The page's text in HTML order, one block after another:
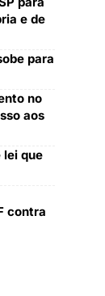
e de
para
no
aos
lei que
contra